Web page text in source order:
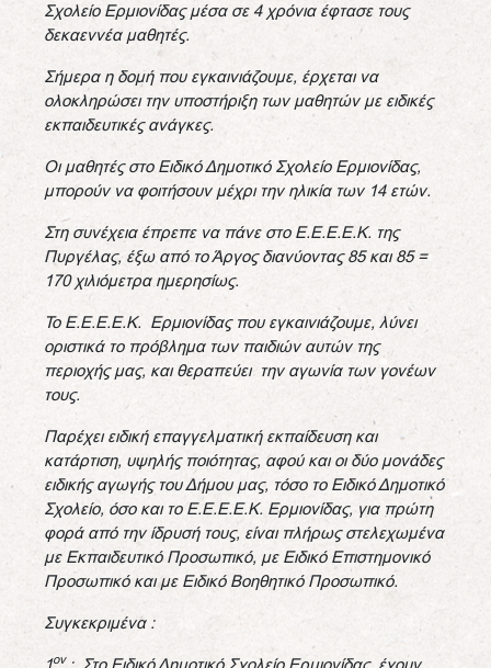
Σχολείο Ερμιονίδας μέσα σε 4 χρόνια έφτασε τους
δεκαεννέα μαθητές.
Σήμερα η δομή που εγκαινιάζουμε, έρχεται να
ολοκληρώσει την υποστήριξη των μαθητών με ειδικές
εκπαιδευτικές ανάγκες.
Οι μαθητές στο Ειδικό Δημοτικό Σχολείο Ερμιονίδας,
μπορούν να φοιτήσουν μέχρι την ηλικία των 14 ετών.
Στη συνέχεια έπρεπε να πάνε στο Ε.Ε.Ε.Ε.Κ. της
Πυργέλας, έξω από το Άργος διανύοντας 85 και 85 =
170 χιλιόμετρα ημερησίως.
Το Ε.Ε.Ε.Ε.Κ. Ερμιονίδας που εγκαινιάζουμε, λύνει
οριστικά το πρόβλημα των παιδιών αυτών της
περιοχής μας, και θεραπεύει την αγωνία των γονέων
τους.
Παρέχει ειδική επαγγελματική εκπαίδευση και
κατάρτιση, υψηλής ποιότητας, αφού και οι δύο μονάδες
ειδικής αγωγής του Δήμου μας, τόσο το Ειδικό Δημοτικό
Σχολείο, όσο και το Ε.Ε.Ε.Ε.Κ. Ερμιονίδας, για πρώτη
φορά από την ίδρυσή τους, είναι πλήρως στελεχωμένα
με Εκπαιδευτικό Προσωπικό, με Ειδικό Επιστημονικό
Προσωπικό και με Ειδικό Βοηθητικό Προσωπικό.
Συγκεκριμένα :
1ον : Στο Ειδικό Δημοτικό Σχολείο Ερμιονίδας, έχουν